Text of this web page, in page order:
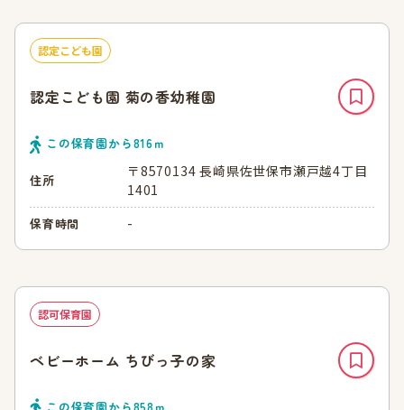
認定こども園
認定こども園 菊の香幼稚園
この保育園から816ｍ
住所
〒8570134 長崎県佐世保市瀬戸越4丁目
1401
保育時間 -
認可保育園
ベビーホーム ちびっ子の家
この保育園から858ｍ